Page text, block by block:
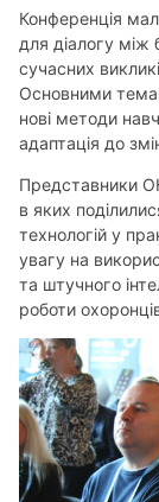
Конференція
для діалогу між
сучасних
Основними
нові методи
адаптація до
Представники
в яких
технологій у
увагу на
та штучного
роботи